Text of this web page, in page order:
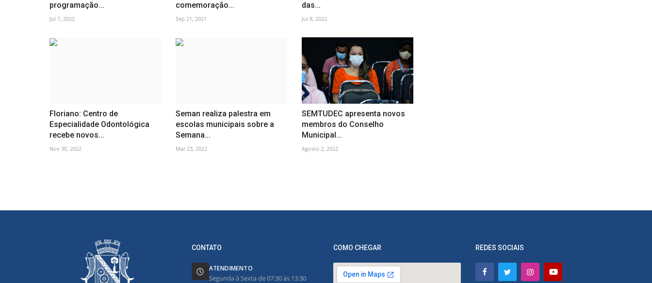
programação...
Jul 7, 2022
comemoração...
Sep 21, 2021
das...
Jul 8, 2022
Floriano: Centro de
Especialidade Odontológica
recebe novos...
Nov 30, 2022
Seman realiza palestra em
escolas municipais sobre a
Semana...
Mar 23, 2022
SEMTUDEC apresenta novos
membros do Conselho
Municipal...
Agosto 2, 2022
CONTATO
ATENDIMENTO
Segunda à Sexta de 07:30 às 13:30
COMO CHEGAR REDES SOCIAIS